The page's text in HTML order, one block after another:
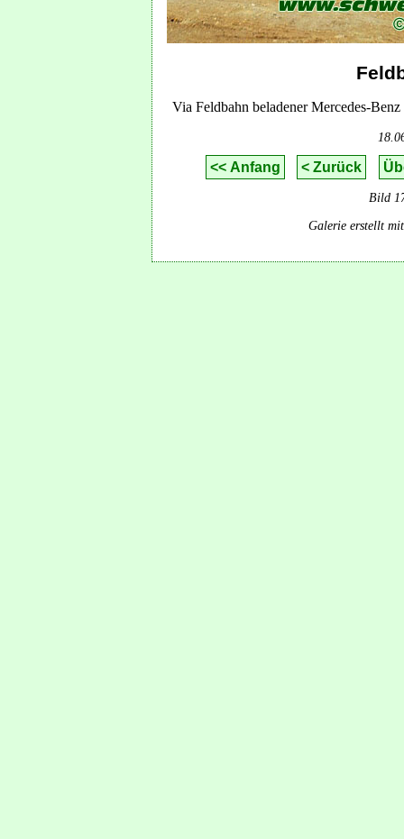
Via Feldbahn beladener Mercedes-
<< Anfang < Zurück
Bild
Galerie erstellt